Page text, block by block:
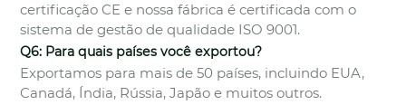
certificação CE e nossa fábrica é certificada com o
sistema de gestão de qualidade ISO 9001.
Q6: Para quais países você exportou?
Exportamos para mais de 50 países, incluindo EUA,
Canadá, Índia, Rússia, Japão e muitos outros.